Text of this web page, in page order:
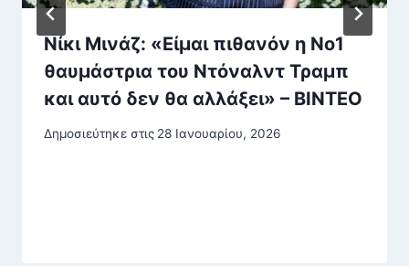
Νίκι Μινάζ: «Είμαι πιθανόν η No1
θαυμάστρια του Ντόναλντ Τραμπ
και αυτό δεν θα αλλάξει» – ΒΙΝΤΕΟ
Δημοσιεύτηκε στις 28 Ιανουαρίου, 2026